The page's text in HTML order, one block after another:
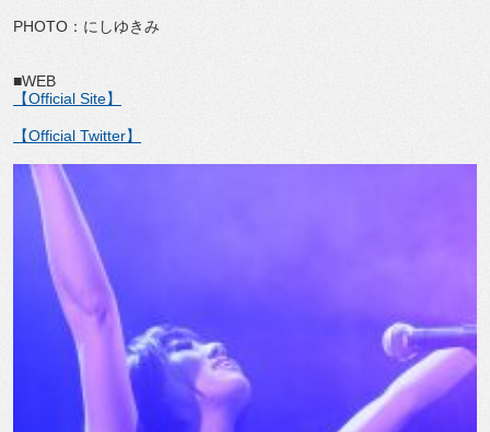
PHOTO：にしゆきみ
■WEB
【Official Site】
【Official Twitter】